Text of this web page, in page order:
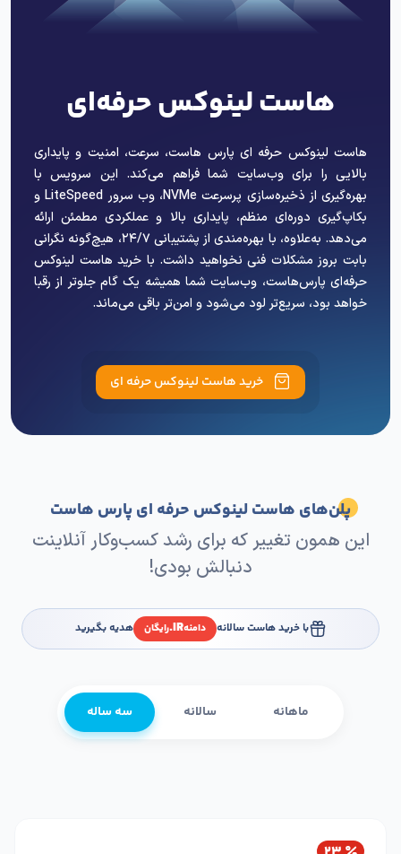
هاست لینوکس حرفه‌ای
هاست لینوکس حرفه ای پارس هاست، سرعت، امنیت و پایداری
بالایی را برای وب‌سایت شما فراهم می‌کند. این سرویس با
بهره‌گیری از ذخیره‌سازی پرسرعت NVMe، وب سرور LiteSpeed و
بکاپ‌گیری دوره‌ای منظم، پایداری بالا و عملکردی مطمئن ارائه
می‌دهد. به‌علاوه، با بهره‌مندی از پشتیبانی ۲۴/۷، هیچ‌گونه نگرانی
بابت بروز مشکلات فنی نخواهید داشت. با خرید هاست لینوکس
حرفه‌ای پارس‌هاست، وب‌سایت شما همیشه یک گام جلوتر از رقبا
خواهد بود، سریع‌تر لود می‌شود و امن‌تر باقی می‌ماند.
خرید هاست لینوکس حرفه ای
پلن‌های هاست لینوکس حرفه ای پارس هاست
این همون تغییر که برای رشد کسب‌وکار آنلاینت
دنبالش بودی!
با خرید هاست سالانه دامنهIR. رایگان هدیه بگیرید
سه ساله سالانه ماهانه